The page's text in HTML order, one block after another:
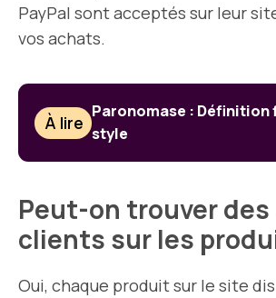
PayPal sont acceptés sur leur
vos achats.
À lire
Paronomase : Définition
style
Peut-on trouver des
clients sur les
Oui, chaque produit sur le site